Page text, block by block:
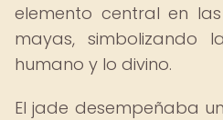
elemento central en
mayas, simbolizando
humano y lo divino.
El jade desempeñaba